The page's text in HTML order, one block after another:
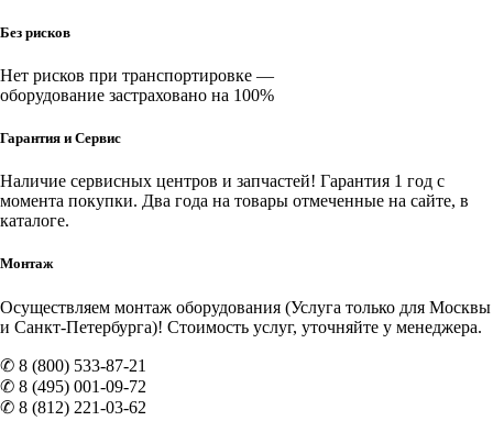
Без рисков
Нет рисков при транспортировке —
оборудование застраховано на 100%
Гарантия и Сервис
Наличие сервисных центров и запчастей! Гарантия 1 год с
момента покупки. Два года на товары отмеченные на сайте, в
каталоге.
Монтаж
Осуществляем монтаж оборудования (Услуга только для Москвы
и Санкт-Петербурга)! Стоимость услуг, уточняйте у менеджера.
✆ 8 (800) 533-87-21
✆ 8 (495) 001-09-72
✆ 8 (812) 221-03-62